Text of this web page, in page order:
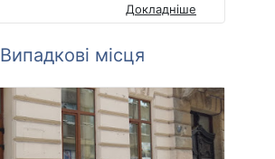
Докладніше
Випадкові місця